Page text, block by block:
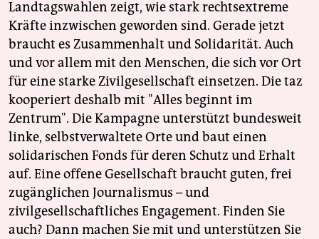
Landtagswahlen zeigt, wie stark rechtsextreme
Kräfte inzwischen geworden sind. Gerade jetzt
braucht es Zusammenhalt und Solidarität. Auch
und vor allem mit den Menschen, die sich vor Ort
für eine starke Zivilgesellschaft einsetzen. Die taz
kooperiert deshalb mit "Alles beginnt im
Zentrum". Die Kampagne unterstützt bundesweit
linke, selbstverwaltete Orte und baut einen
solidarischen Fonds für deren Schutz und Erhalt
auf. Eine offene Gesellschaft braucht guten, frei
zugänglichen Journalismus – und
zivilgesellschaftliches Engagement. Finden Sie
auch? Dann machen Sie mit und unterstützen Sie